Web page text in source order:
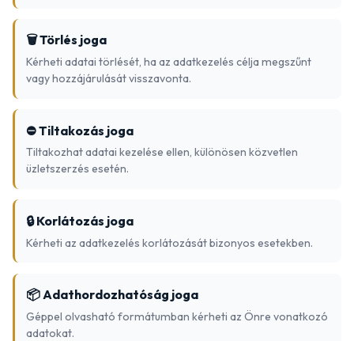
🗑️ Törlés joga
Kérheti adatai törlését, ha az adatkezelés célja megszűnt
vagy hozzájárulását visszavonta.
⛔ Tiltakozás joga
Tiltakozhat adatai kezelése ellen, különösen közvetlen
üzletszerzés esetén.
🔒 Korlátozás joga
Kérheti az adatkezelés korlátozását bizonyos esetekben.
📦 Adathordozhatóság joga
Géppel olvasható formátumban kérheti az Önre vonatkozó
adatokat.